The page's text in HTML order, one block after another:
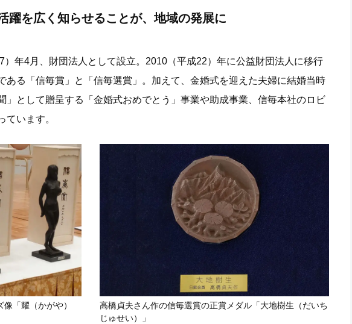
躍を広く知らせることが、地域の発展に
年4月、財団法人として設立。2010（平成22）年に公益財団法人に移行
ある「信毎賞」と「信毎選賞」。加えて、金婚式を迎えた夫婦に結婚当時
」として贈呈する「金婚式おめでとう」事業や助成事業、信毎本社のロビ
ています。
「耀（かがや）
高橋貞夫さん作の信毎選賞の正賞メダル「大地樹生（だいち
じゅせい）」